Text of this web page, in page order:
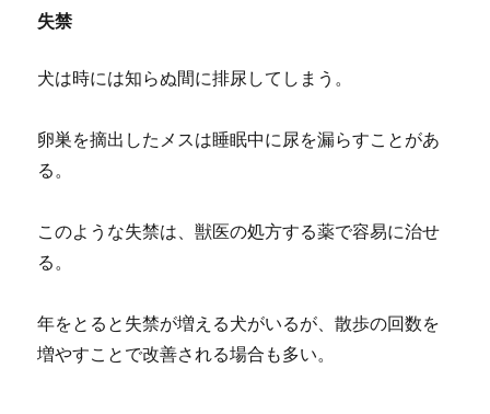
失禁
犬は時には知らぬ間に排尿してしまう。
卵巣を摘出したメスは睡眠中に尿を漏らすことがあ
る。
このような失禁は、獣医の処方する薬で容易に治せ
る。
年をとると失禁が増える犬がいるが、散歩の回数を
増やすことで改善される場合も多い。